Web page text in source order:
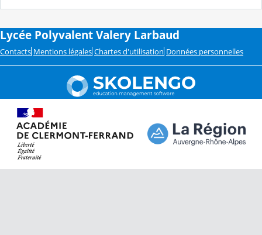
Lycée Polyvalent Valery Larbaud
Contacts Mentions légales Chartes d'utilisation Données personnelles